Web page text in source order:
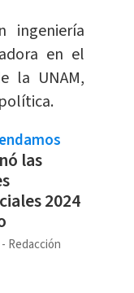
ingeniería
en el
la UNAM,
las
2024
Redacción